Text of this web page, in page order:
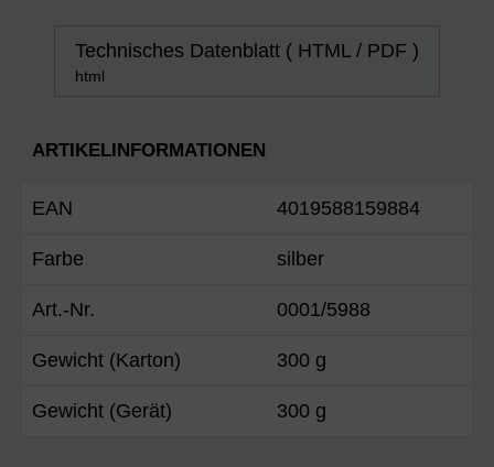
Technisches Datenblatt ( HTML / PDF )
html
ARTIKELINFORMATIONEN
EAN 4019588159884
Farbe silber
Art.-Nr. 0001/5988
Gewicht (Karton) 300 g
Gewicht (Gerät) 300 g